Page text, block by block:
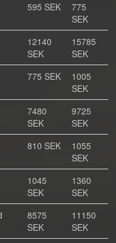
595 SEK
775
SEK
12140
SEK
15785
SEK
775 SEK
1005
SEK
7480
SEK
9725
SEK
810 SEK
1055
SEK
1045
SEK
1360
SEK
8575
SEK
11150
SEK